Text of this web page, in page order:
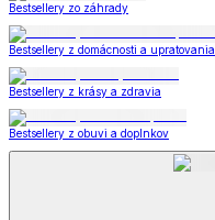
Bestsellery zo záhrady
Bestsellery z domácnosti a upratovania
Bestsellery z krásy a zdravia
Bestsellery z obuvi a doplnkov